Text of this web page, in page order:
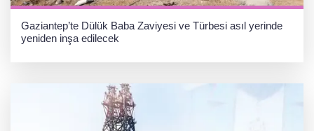
Gaziantep’te Dülük Baba Zaviyesi ve Türbesi asıl yerinde
yeniden inşa edilecek